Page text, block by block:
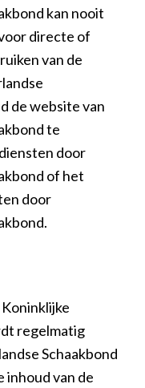
kan nooit
directe of
van de
de website van
te
door
of het
door
regelmatig
Schaakbond
inhoud van de